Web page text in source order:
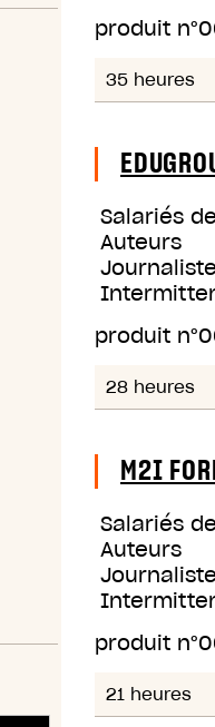
produit n°
35 heures
Salariés
Auteurs
produit n°
28 heures
M2I
Salariés
Auteurs
produit n°
21 heures